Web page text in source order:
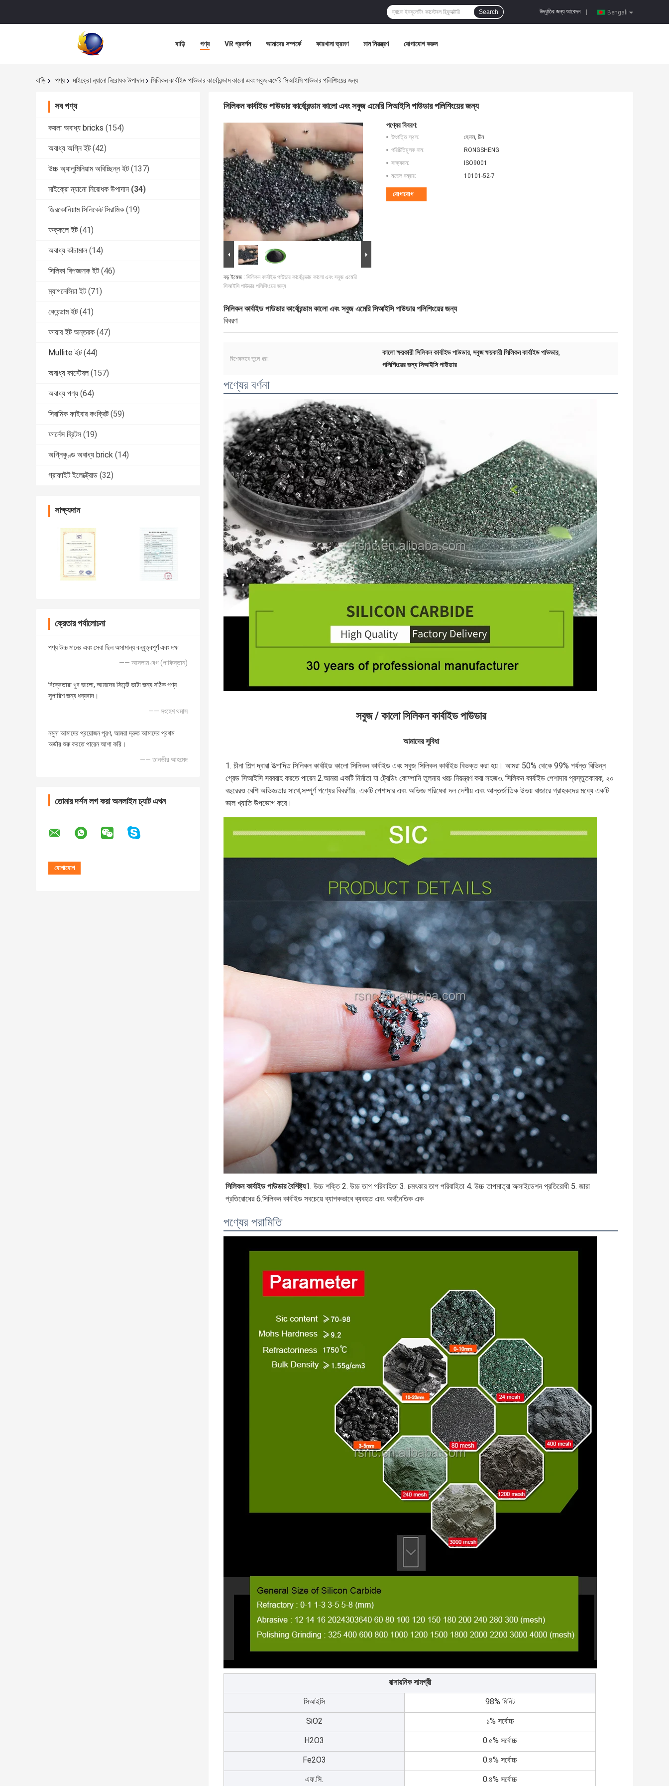
Bengali
উদ্ধৃতির জন্য আবেদন
Search
বাড়ি পণ্য VR প্রদর্শন আমাদের সম্পর্কে কারখানা ভ্রমণ মান নিয়ন্ত্রণ যোগাযোগ করুন
বাড়ি পণ্য মাইক্রো ন্যানো নিরোধক উপাদান সিলিকন কার্বাইড পাউডার কার্বোরন্ডাম কালো এবং সবুজ এমেরি সিআইসি পাউডার পলিশিংয়ের জন্য
সব পণ্য
কয়লা অবাধ্য bricks (154)
অবাধ্য অগ্নি ইট (42)
উচ্চ অ্যালুমিনিয়াম অবিচ্ছিন্ন ইট (137)
মাইক্রো ন্যানো নিরোধক উপাদান (34)
জিরকোনিয়াম সিলিকেট সিরামিক (19)
ফক্কলে ইট (41)
অবাধ্য কাঁচামাল (14)
সিলিকা বিপজ্জনক ইট (46)
ম্যাগনেসিয়া ইট (71)
কোংন্ডাম ইট (41)
ফায়ার ইট অন্তরক (47)
Mullite ইট (44)
অবাধ্য কাস্টেবল (157)
অবাধ্য পণ্য (64)
সিরামিক ফাইবার কংক্রিট (59)
ফার্নেস ব্রিটস (19)
অগ্নিকুণ্ড অবাধ্য brick (14)
গ্রাফাইট ইলেক্ট্রোড (32)
সাক্ষ্যদান
ক্রেতার পর্যালোচনা
পণ্য উচ্চ মানের এবং সেবা ছিল অসামান্য বন্ধুত্বপূর্ণ এবং দক্ষ
—— আসলাম বেগ (পাকিস্তান)
বিক্রেতারা খুব ভালো, আমাদের সিমেন্ট ভাটা জন্য সঠিক পণ্য
সুপারিশ জন্য ধন্যবাদ।
—— সংহেশ থমাস
নমুনা আমাদের প্রয়োজন পূরণ, আমরা দ্রুত আমাদের প্রথম
অর্ডার শুরু করতে পারেন আশা করি।
—— তানভীর আহমেদ
তোমার দর্শন লগ করা অনলাইন চ্যাট এখন
সিলিকন কার্বাইড পাউডার কার্বোরন্ডাম কালো এবং সবুজ এমেরি সিআইসি পাউডার পলিশিংয়ের জন্য
বড় ইমেজ : সিলিকন কার্বাইড পাউডার কার্বোরন্ডাম কালো এবং সবুজ এমেরি
সিআইসি পাউডার পলিশিংয়ের জন্য
পণ্যের বিবরণ:
উৎপত্তি স্থল:
হেনান, চীন
পরিচিতিমুলক নাম:
RONGSHENG
সাক্ষ্যদান:
ISO9001
মডেল নম্বার:
10101-52-7
যোগাযোগ
সিলিকন কার্বাইড পাউডার কার্বোরন্ডাম কালো এবং সবুজ এমেরি সিআইসি পাউডার পলিশিংয়ের জন্য
বিবরণ
বিশেষভাবে তুলে ধরা:
কালো ক্ষয়কারী সিলিকন কার্বাইড পাউডার, সবুজ ক্ষয়কারী সিলিকন কার্বাইড পাউডার,
পলিশিংয়ের জন্য সিআইসি পাউডার
পণ্যের বর্ণনা
সবুজ / কালো সিলিকন কার্বাইড পাউডার
আমাদের সুবিধা
1. চীনা শিল্প দ্বারা উত্পাদিত সিলিকন কার্বাইড কালো সিলিকন কার্বাইড এবং সবুজ সিলিকন কার্বাইড বিভক্ত করা হয়। আমরা 50% থেকে 99% পর্যন্ত বিভিন্ন
গ্রেড সিআইসি সরবরাহ করতে পারেন 2.আমরা একটি নির্মাতা যা ট্রেডিং কোম্পানি তুলনায় খরচ নিয়ন্ত্রণ করা সহজ৩. সিলিকন কার্বাইড পেশাদার প্রস্তুতকারক, ২০
বছরেরও বেশি অভিজ্ঞতার সাথে,সম্পূর্ণ পণ্যের বিবরণী৪. একটি পেশাদার এবং অভিজ্ঞ পরিষেবা দল দেশীয় এবং আন্তর্জাতিক উভয় বাজারে গ্রাহকদের মধ্যে একটি
ভাল খ্যাতি উপভোগ করে।
সিলিকন কার্বাইড পাউডার বৈশিষ্ট্য1. উচ্চ শক্তি 2. উচ্চ তাপ পরিবাহিতা 3. চমৎকার তাপ পরিবাহিতা 4. উচ্চ তাপমাত্রা অক্সাইডেশন প্রতিরোধী 5. জারা
প্রতিরোধের 6.সিলিকন কার্বাইড সবচেয়ে ব্যাপকভাবে ব্যবহৃত এবং অর্থনৈতিক এক
পণ্যের পরামিতি
রাসায়নিক সামগ্রী
সিআইসি 98% মিনিট
SiO2 ১% সর্বোচ্চ
H2O3 0.৫% সর্বোচ্চ
Fe2O3 0.৪% সর্বোচ্চ
এফ.সি. 0.৪% সর্বোচ্চ